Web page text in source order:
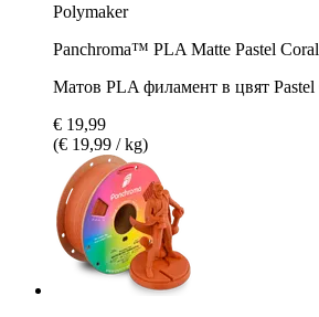
Polymaker
Panchroma™ PLA Matte Pastel Coral
Матов PLA филамент в цвят Pastel
€ 19,99
(€ 19,99 / kg)